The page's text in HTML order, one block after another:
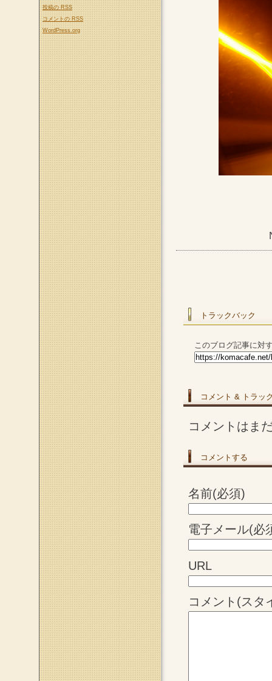
トラックバック
このブログ記事に対
コメント & トラッ
コメントはま
コメントする
名前(必須)
電子メール(必
URL
コメント(スタ
投稿の RSS
コメントの RSS
WordPress.org